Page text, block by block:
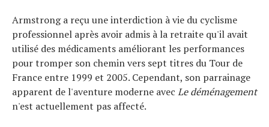
Armstrong a reçu une interdiction à vie du cyclisme
professionnel après avoir admis à la retraite qu'il avait
utilisé des médicaments améliorant les performances
pour tromper son chemin vers sept titres du Tour de
France entre 1999 et 2005. Cependant, son parrainage
apparent de l'aventure moderne avec Le déménagement
n'est actuellement pas affecté.